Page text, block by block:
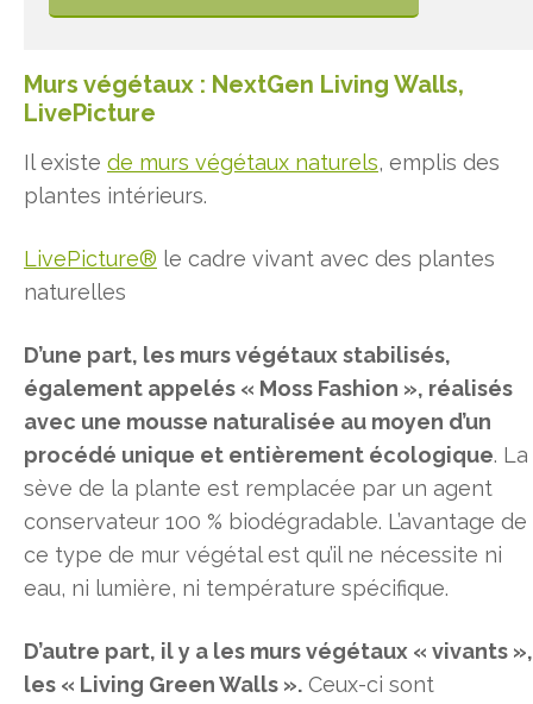
Murs végétaux : NextGen Living Walls,
LivePicture
Il existe de murs végétaux naturels, emplis des
plantes intérieurs.
LivePicture® le cadre vivant avec des plantes
naturelles
D’une part, les murs végétaux stabilisés,
également appelés « Moss Fashion », réalisés
avec une mousse naturalisée au moyen d’un
procédé unique et entièrement écologique. La
sève de la plante est remplacée par un agent
conservateur 100 % biodégradable. L’avantage de
ce type de mur végétal est qu’il ne nécessite ni
eau, ni lumière, ni température spécifique.
D’autre part, il y a les murs végétaux « vivants »,
les « Living Green Walls ». Ceux-ci sont